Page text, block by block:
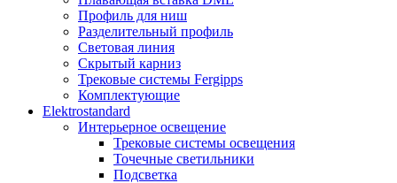
Профиль для ниш
Разделительный профиль
Световая линия
Скрытый карниз
Трековые системы Fergipps
Комплектующие
Elektrostandard
Интерьерное освещение
Трековые системы освещения
Точечные светильники
Подсветка